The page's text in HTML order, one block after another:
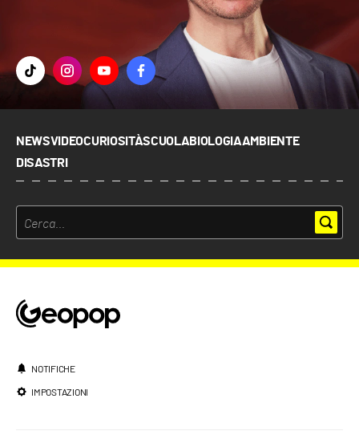
NEWSVIDEOCURIOSITÀSCUOLABIOLOGIAAMBIENTE
DISASTRI
NOTIFICHE
IMPOSTAZIONI